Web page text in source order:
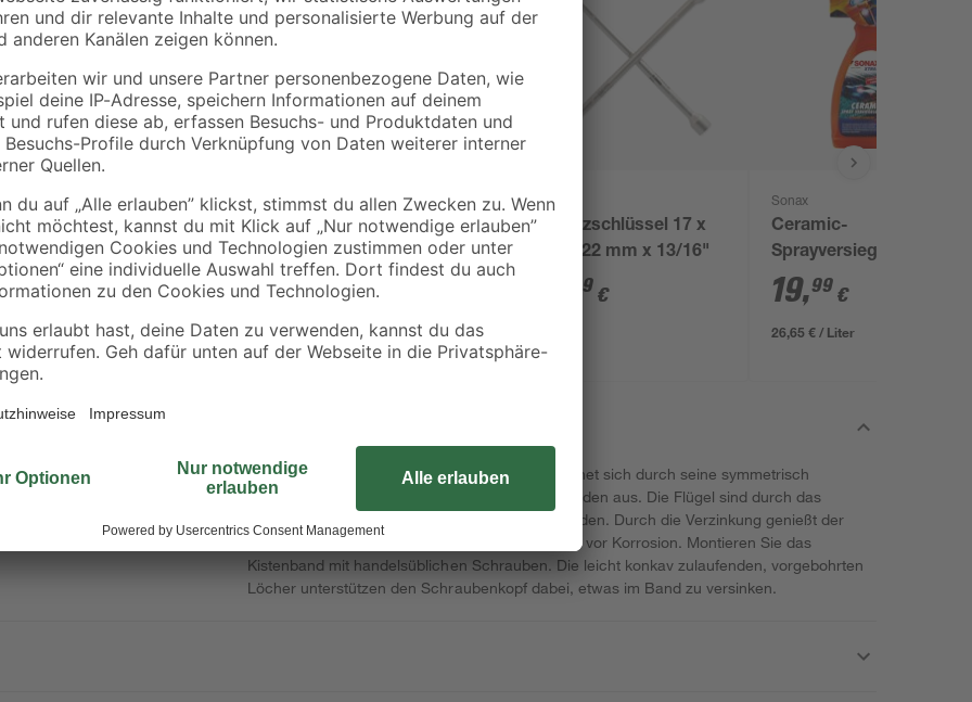
Gummiauflage für
Wagenheber Ø 38/65
mm
8, 99 €
Rangierwagenheber
hydraulisch rot 2 t
39,99
Kreuzschlüssel 17 x
19 x 22 mm x 13/16"
99 €
Sonax
Ceramic-
Sprayversiegelung
'Xtreme' 750 ml
19,99 €
26,65 € / Liter
Das französische Kistenband von Connex zeichnet sich durch seine symmetrisch
angeordneten Löcher und den abgerundeten Enden aus. Die Flügel sind durch das
Scharnier in der Mitte solide miteinander verbunden. Durch die Verzinkung genießt der
verarbeitete Stahl einen entsprechenden Schutz vor Korrosion. Montieren Sie das
Kistenband mit handelsüblichen Schrauben. Die leicht konkav zulaufenden, vorgebohrten
Löcher unterstützen den Schraubenkopf dabei, etwas im Band zu versinken.